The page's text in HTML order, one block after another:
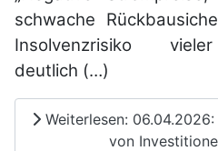
schwache
Insolvenzrisiko
deutlich (…)
Weiterlesen:
von